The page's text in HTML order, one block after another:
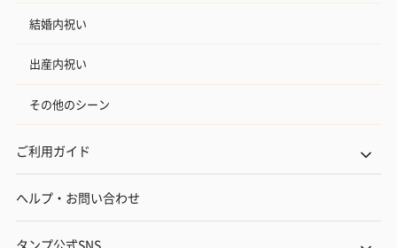
おつまみ・その他
お酒にぴったりのおつまみ・サプリを同梱してお届けいたしま
結婚内祝い
出産内祝い
その他のシーン
ご利用ガイド
ヘルプ・お問い合わせ